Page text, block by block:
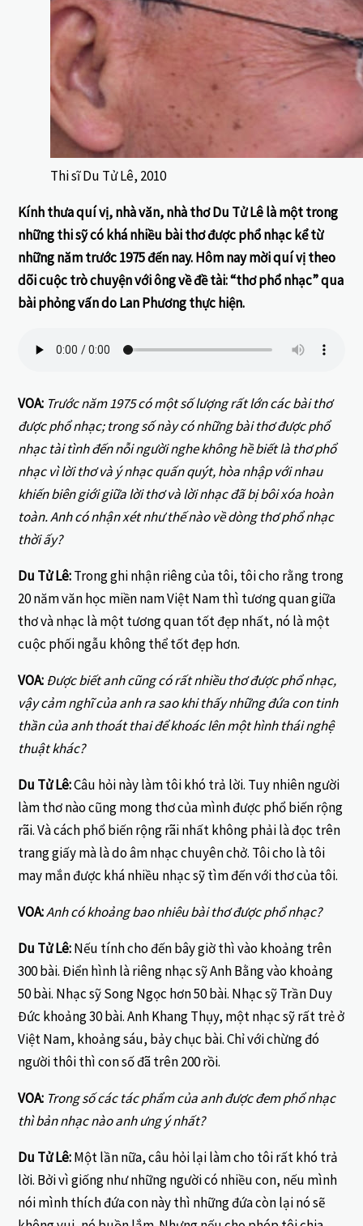
Thi sĩ Du Tử Lê, 2010
Kính thưa quí vị, nhà văn, nhà thơ Du Tử Lê là một trong
những thi sỹ có khá nhiều bài thơ được phổ nhạc kể từ
những năm trước 1975 đến nay. Hôm nay mời quí vị theo
dõi cuộc trò chuyện với ông về đề tài: “thơ phổ nhạc” qua
bài phỏng vấn do Lan Phương thực hiện.
VOA: Trước năm 1975 có một số lượng rất lớn các bài thơ
được phổ nhạc; trong số này có những bài thơ được phổ
nhạc tài tình đến nỗi người nghe không hề biết là thơ phổ
nhạc vì lời thơ và ý nhạc quấn quýt, hòa nhập với nhau
khiến biên giới giữa lời thơ và lời nhạc đã bị bôi xóa hoàn
toàn. Anh có nhận xét như thế nào về dòng thơ phổ nhạc
thời ấy?
Du Tử Lê:Trong ghi nhận riêng của tôi, tôi cho rằng trong
20 năm văn học miền nam Việt Nam thì tương quan giữa
thơ và nhạc là một tương quan tốt đẹp nhất, nó là một
cuộc phối ngẫu không thể tốt đẹp hơn.
VOA: Được biết anh cũng có rất nhiều thơ được phổ nhạc,
vậy cảm nghĩ của anh ra sao khi thấy những đứa con tinh
thần của anh thoát thai để khoác lên một hình thái nghệ
thuật khác?
Du Tử Lê:Câu hỏi này làm tôi khó trả lời. Tuy nhiên người
làm thơ nào cũng mong thơ của mình được phổ biến rộng
rãi. Và cách phổ biến rộng rãi nhất không phải là đọc trên
trang giấy mà là do âm nhạc chuyên chở. Tôi cho là tôi
may mắn được khá nhiều nhạc sỹ tìm đến với thơ của tôi.
VOA:Anh có khoảng bao nhiêu bài thơ được phổ nhạc?
Du Tử Lê:Nếu tính cho đến bây giờ thì vào khoảng trên
300 bài. Điển hình là riêng nhạc sỹ Anh Bằng vào khoảng
50 bài. Nhạc sỹ Song Ngọc hơn 50 bài. Nhạc sỹ Trần Duy
Đức khoảng 30 bài. Anh Khang Thụy, một nhạc sỹ rất trẻ ở
Việt Nam, khoảng sáu, bảy chục bài. Chỉ với chừng đó
người thôi thì con số đã trên 200 rồi.
VOA: Trong số các tác phẩm của anh được đem phổ nhạc
thì bản nhạc nào anh ưng ý nhất?
Du Tử Lê:Một lần nữa, câu hỏi lại làm cho tôi rất khó trả
lời. Bởi vì giống như những người có nhiều con, nếu mình
nói mình thích đứa con này thì những đứa còn lại nó sẽ